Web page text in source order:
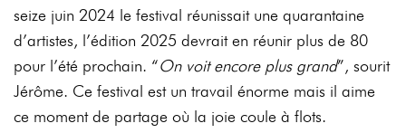
seize juin 2024 le festival réunissait une quarantaine
d’artistes, l’édition 2025 devrait en réunir plus de 80
pour l’été prochain. “On voit encore plus grand”, sourit
Jérôme. Ce festival est un travail énorme mais il aime
ce moment de partage où la joie couleà flots.